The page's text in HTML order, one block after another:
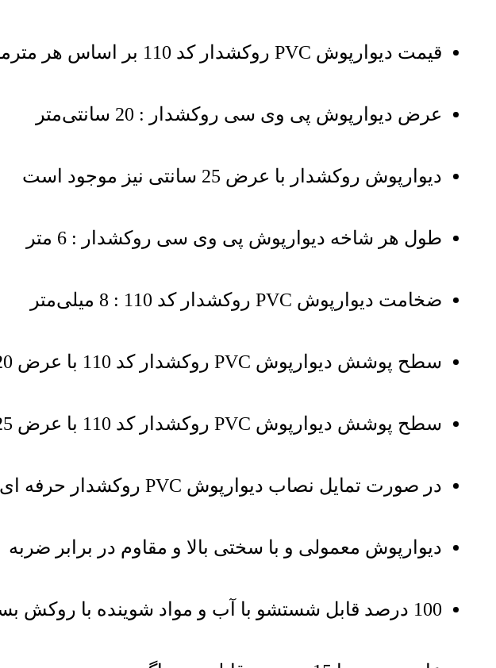
قیمت دیوارپوش PVC روکشدار کد 110 بر اساس هر مترمربع دیوارپوش میباشد
عرض دیوارپوش پی وی سی روکشدار : 20 سانتی‌متر
دیوارپوش روکشدار با عرض 25 سانتی نیز موجود است
طول هر شاخه دیوارپوش پی وی سی روکشدار : 6 متر
ضخامت دیوارپوش PVC روکشدار کد 110 : 8 میلی‌متر
سطح پوشش دیوارپوش PVC روکشدار کد 110 با عرض 20 سانت معادل 1.2 مترمربع است
سطح پوشش دیوارپوش PVC روکشدار کد 110 با عرض 25 سانت معادل 1.5 مترمربع است
در صورت تمایل نصاب دیوارپوش PVC روکشدار حرفه ای و شرکتی اعزام خواهد شد
دیوارپوش معمولی و با سختی بالا و مقاوم در برابر ضربه
100 درصد قابل شستشو با آب و مواد شوینده با روکش بسیار مقاوم